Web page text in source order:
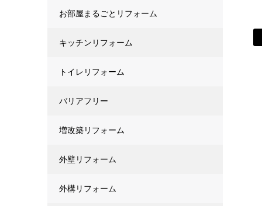
お部屋まるごとリフォーム
キッチンリフォーム
トイレリフォーム
バリアフリー
増改築リフォーム
外壁リフォーム
外構リフォーム